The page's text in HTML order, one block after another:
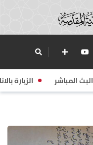
البث المباشر الزيارة